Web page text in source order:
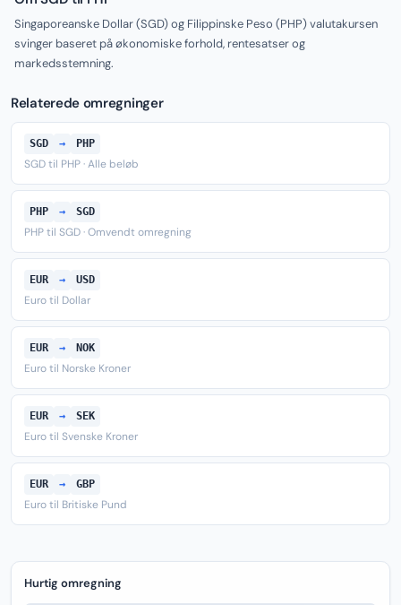
Singaporeanske Dollar (SGD) og Filippinske Peso (PHP) valutakursen
svinger baseret på økonomiske forhold, rentesatser og
markedsstemning.
Relaterede omregninger
SGD → PHP
SGD til PHP · Alle beløb
PHP → SGD
PHP til SGD · Omvendt omregning
EUR → USD
Euro til Dollar
EUR → NOK
Euro til Norske Kroner
EUR → SEK
Euro til Svenske Kroner
EUR → GBP
Euro til Britiske Pund
Hurtig omregning